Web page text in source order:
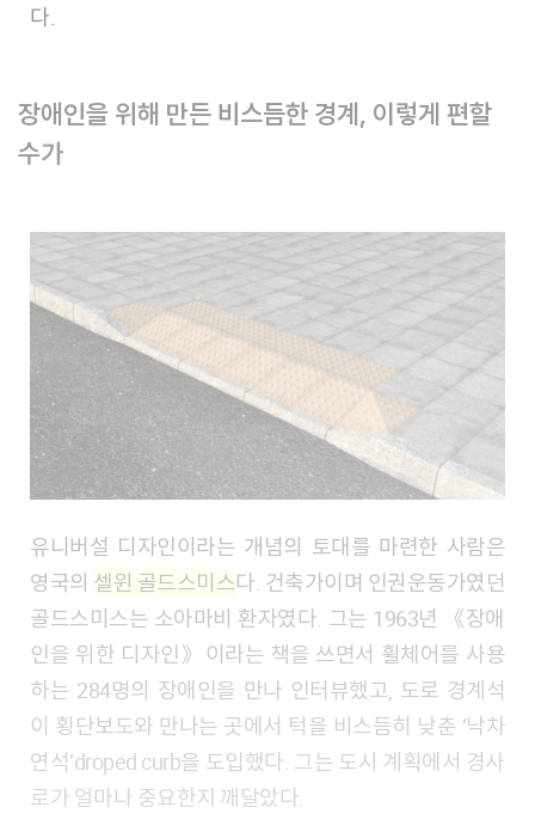
다.
장애인을 위해 만든 비스듬한 경계, 이렇게 편할
수가
유니버설 디자인이라는 개념의 토대를 마련한 사람은
영국의 셀윈 골드스미스다. 건축가이며 인권운동가였던
골드스미스는 소아마비 환자였다. 그는 1963년 《장애
인을 위한 디자인》이라는 책을 쓰면서 휠체어를 사용
하는 284명의 장애인을 만나 인터뷰했고, 도로 경계석
이 횡단보도와 만나는 곳에서 턱을 비스듬히 낮춘 ‘낙차
연석’droped curb을 도입했다. 그는 도시 계획에서 경사
로가 얼마나 중요한지 깨달았다.